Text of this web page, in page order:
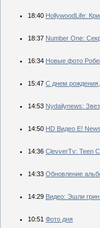
18:40 HollywoodLife:
18:37 Number One:
16:34 Новые фото
15:47 С днем
14:53 Nydailynews:
14:50 HD Видео E!
14:36 ClevverTv: Teen
14:33 Обновление
14:29 Видео: Эшли
10:51 Фото дня